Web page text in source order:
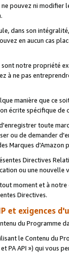
pouvez ni
dans son
en aucun cas
sont notre propriété
à ne pas
manière que ce
écrite spécifique de
toute
ou de demander
Marques
Directives
ou une nouvelle
moment et à
Directives.
et exigences
du Programme
le Contenu du
PA API ») qui vous